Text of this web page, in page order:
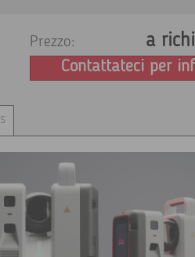
Prezzo: a
Contattateci per